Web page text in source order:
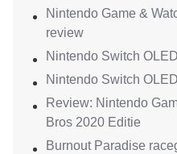
Nintendo Game &
review
Nintendo Switch
Nintendo Switch
Review: Nintendo
Bros 2020 Editie
Burnout Paradise